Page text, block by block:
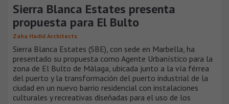
Sierra Blanca Estates presenta
propuesta para El Bulto
Zaha Hadid Architects
Sierra Blanca Estates (SBE), con sede en Marbella, ha
presentado su propuesta como Agente Urbanístico para la
zona de El Bulto de Málaga, ubicada junto a la vía férrea
del puerto y la transformación del puerto industrial de la
ciudad en un nuevo barrio residencial con instalaciones
culturales y recreativas diseñadas para el uso de los